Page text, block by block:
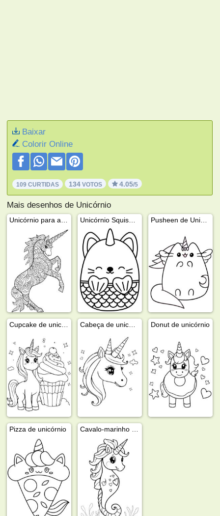
Baixar
Colorir Online
109 CURTIDAS 134 VOTOS 4.05/5
Mais desenhos de Unicórnio
Donut de unicórnio
Pizza de unicórnio